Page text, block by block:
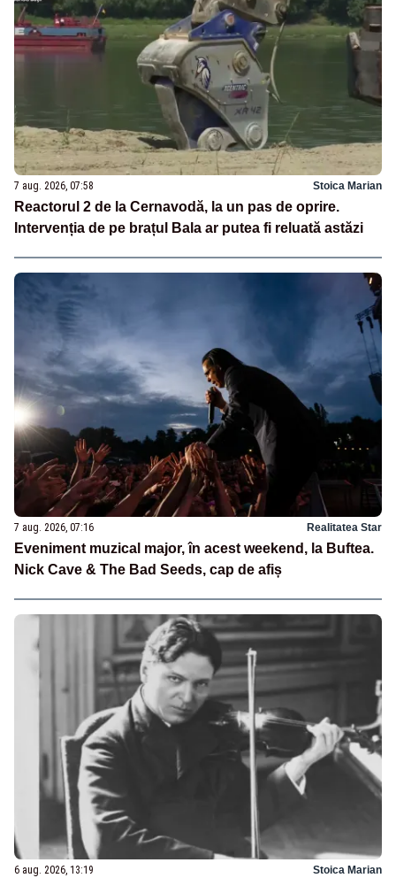
7 aug. 2026, 07:58 Stoica Marian
Reactorul 2 de la Cernavodă, la un pas de oprire.
Intervenția de pe brațul Bala ar putea fi reluată astăzi
7 aug. 2026, 07:16 Realitatea Star
Eveniment muzical major, în acest weekend, la Buftea.
Nick Cave & The Bad Seeds, cap de afiș
6 aug. 2026, 13:19 Stoica Marian